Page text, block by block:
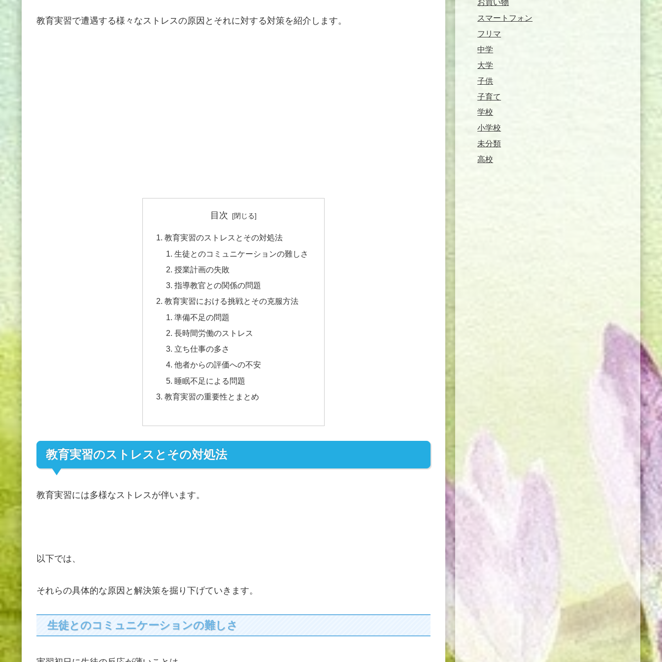
教育実習で遭遇する様々なストレスの原因とそれに対する対策を紹介します。
目次
教育実習のストレスとその対処法
生徒とのコミュニケーションの難しさ
授業計画の失敗
指導教官との関係の問題
教育実習における挑戦とその克服方法
準備不足の問題
長時間労働のストレス
立ち仕事の多さ
他者からの評価への不安
睡眠不足による問題
教育実習の重要性とまとめ
教育実習のストレスとその対処法
教育実習には多様なストレスが伴います。
以下では、
それらの具体的な原因と解決策を掘り下げていきます。
生徒とのコミュニケーションの難しさ
お買い物
スマートフォン
フリマ
中学
大学
子供
子育て
学校
小学校
未分類
高校